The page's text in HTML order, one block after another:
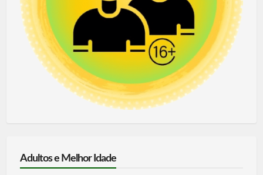
Adultos e Melhor Idade